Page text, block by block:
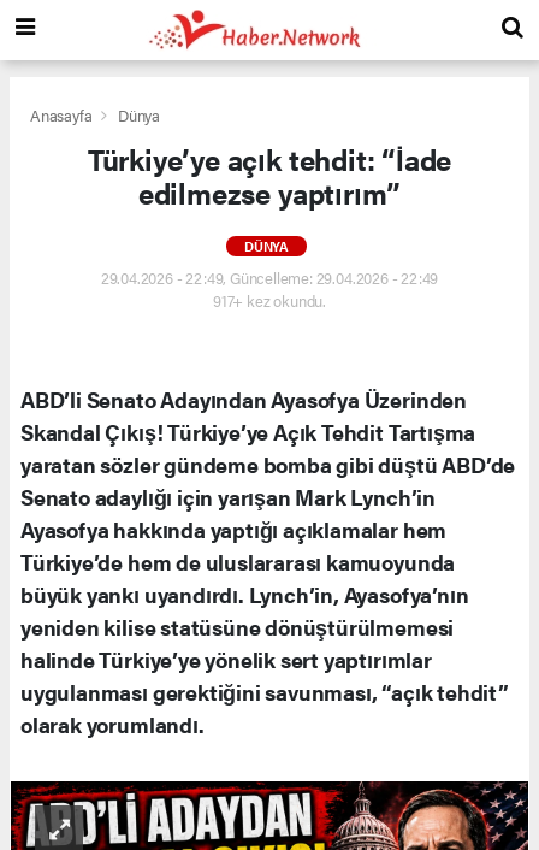
Anasayfa Dünya
Türkiye’ye açık tehdit: “İade
edilmezse yaptırım”
DÜNYA
29.04.2026 - 22:49, Güncelleme: 29.04.2026 - 22:49
917+ kez okundu.
ABD’li Senato Adayından Ayasofya Üzerinden
Skandal Çıkış! Türkiye’ye Açık Tehdit Tartışma
yaratan sözler gündeme bomba gibi düştü ABD’de
Senato adaylığı için yarışan Mark Lynch’in
Ayasofya hakkında yaptığı açıklamalar hem
Türkiye’de hem de uluslararası kamuoyunda
büyük yankı uyandırdı. Lynch’in, Ayasofya’nın
yeniden kilise statüsüne dönüştürülmemesi
halinde Türkiye’ye yönelik sert yaptırımlar
uygulanması gerektiğini savunması, “açık tehdit”
olarak yorumlandı.